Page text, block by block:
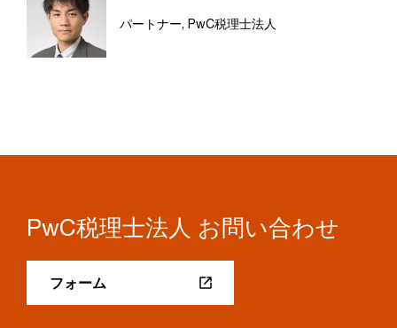
パートナー, PwC税理士法人
PwC税理士法人 お問い合わせ
フォーム